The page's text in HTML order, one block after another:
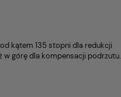
kątem 135 stopni dla redukcji
górę dla kompensacji podrzutu.